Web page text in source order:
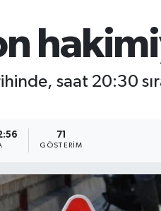
saat 20:30
71
GÖSTERIM